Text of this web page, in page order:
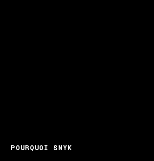
POURQUOI SNYK